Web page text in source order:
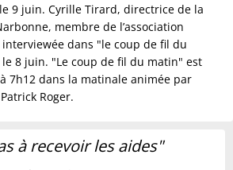
9 juin. Cyrille Tirard, directrice de la
membre de l’association
dans "le coup de fil du
8 juin. "Le coup de fil du matin" est
7h12 dans la matinale animée par
Roger.
à recevoir les aides"